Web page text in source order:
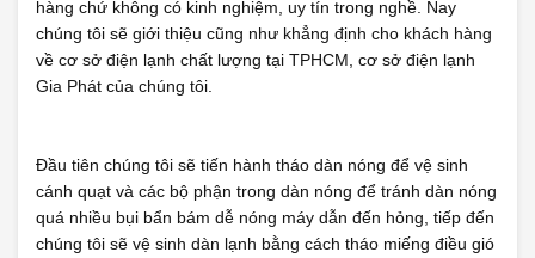
hàng chứ không có kinh nghiệm, uy tín trong nghề. Nay
chúng tôi sẽ giới thiệu cũng như khẳng định cho khách hàng
về cơ sở điện lạnh chất lượng tại TPHCM, cơ sở điện lạnh
Gia Phát của chúng tôi.
Đầu tiên chúng tôi sẽ tiến hành tháo dàn nóng để vệ sinh
cánh quạt và các bộ phận trong dàn nóng để tránh dàn nóng
quá nhiều bụi bẩn bám dễ nóng máy dẫn đến hỏng, tiếp đến
chúng tôi sẽ vệ sinh dàn lạnh bằng cách tháo miếng điều gió